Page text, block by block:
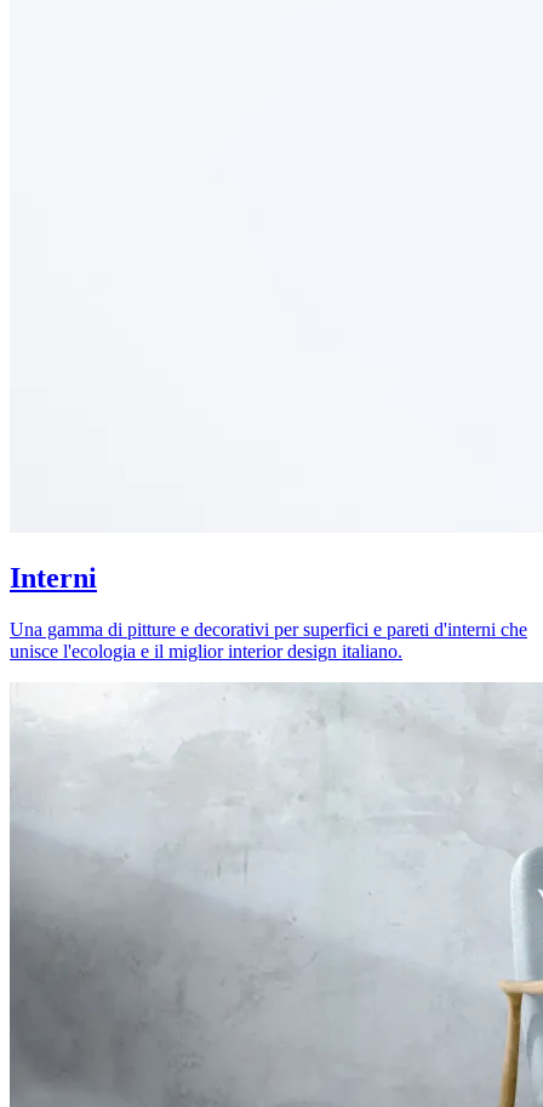
Interni
Una gamma di pitture e decorativi per superfici e pareti d'interni che
unisce l'ecologia e il miglior interior design italiano.